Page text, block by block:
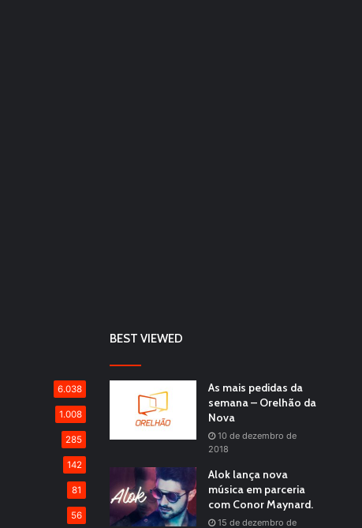
6.038
1.008
285
142
81
56
BEST VIEWED
As mais pedidas da
semana – Orelhão da
Nova
10 de dezembro de
2018
Alok lança nova
música em parceria
com Conor Maynard.
15 de dezembro de